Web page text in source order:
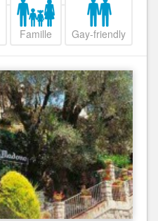
Famille Gay-friendly